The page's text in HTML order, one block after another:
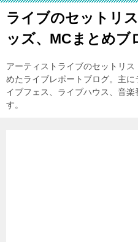
ライブのセットリ
ッズ、MCまとめブ
アーティストライブのセットリ
めたライブレポートブログ。主
イブフェス、ライブハウス、音
す。